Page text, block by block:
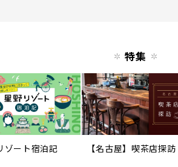
特集
ゾート宿泊記 【名古屋】喫茶店探訪